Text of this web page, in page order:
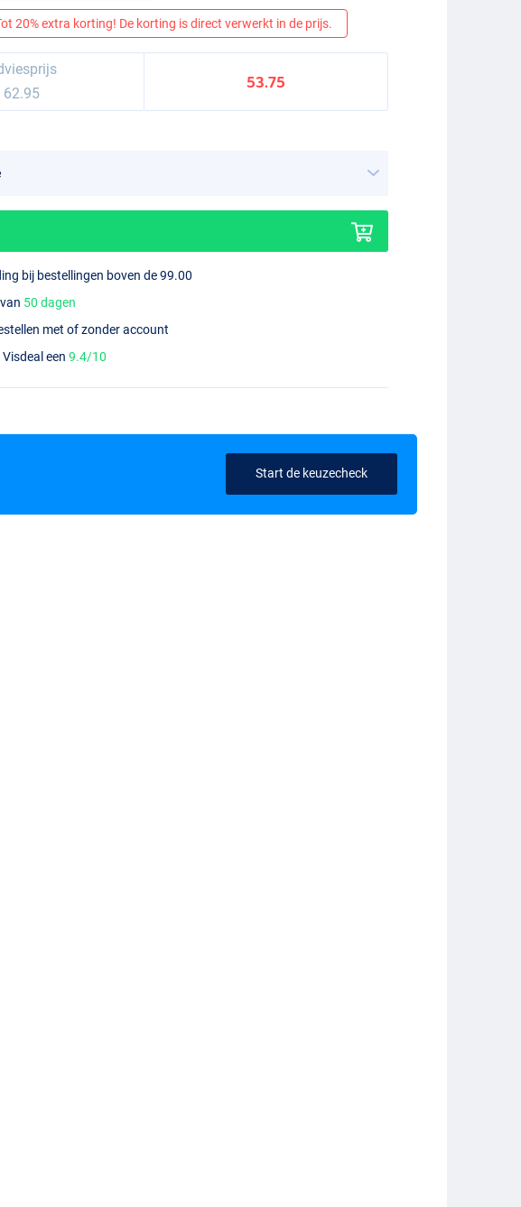
20% extra korting! De korting is direct verwerkt in de prijs.
62.95
53.75
bij bestellingen boven de 99.00
50 dagen
met of zonder account
Visdeal een9.4/10
Start de keuzecheck